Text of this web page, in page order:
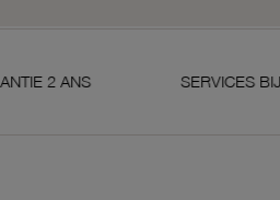
SERVICES BIJOUTIERS ET